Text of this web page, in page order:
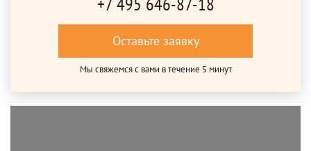
Оставьте заявку
Мы свяжемся с вами в течение 5 минут